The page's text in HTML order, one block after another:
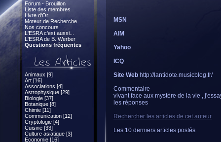
Forum - Brouillon
Liste des membres
Livre d'Or
Moteur de Recherche
Nos concours
L'ESRA c'est aussi...
L'ESRA de B. Werber
Questions fréquentes
Animaux [9]
Art [16]
Associations [4]
Astrophysique [29]
Biologie [37]
Botanique [8]
Chimie [11]
Communication [12]
Cryptologie [4]
Cuisine [33]
Culture asiatique [3]
Economie [16]
MSN
AIM
Yahoo
ICQ
Site Web http://lantidote.musicblog.fr/
Commentaire
vivant face aux mystère de la vie ,
les réponses
Rechercher les articles de cet auteur
Les 10 derniers articles postés